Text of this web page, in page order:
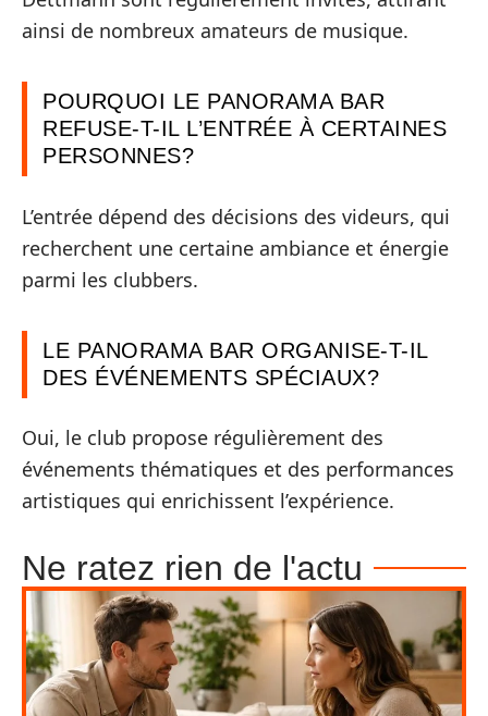
ainsi de nombreux amateurs de musique.
POURQUOI LE PANORAMA BAR
REFUSE-T-IL L’ENTRÉE À CERTAINES
PERSONNES?
L’entrée dépend des décisions des videurs, qui
recherchent une certaine ambiance et énergie
parmi les clubbers.
LE PANORAMA BAR ORGANISE-T-IL
DES ÉVÉNEMENTS SPÉCIAUX?
Oui, le club propose régulièrement des
événements thématiques et des performances
artistiques qui enrichissent l’expérience.
Ne ratez rien de l'actu